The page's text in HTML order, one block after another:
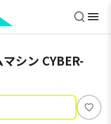
シン CYBER-
い